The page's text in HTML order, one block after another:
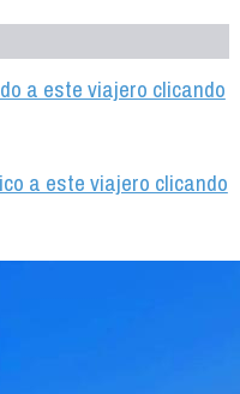
a este viajero clicando
a este viajero clicando